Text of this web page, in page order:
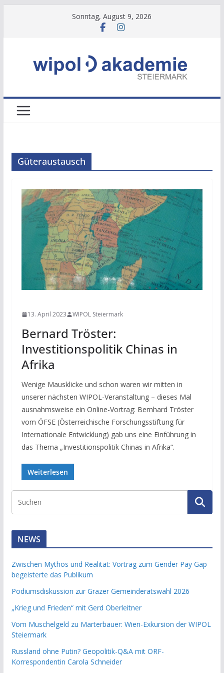
Sonntag, August 9, 2026
Güteraustausch
13. April 2023 WIPOL Steiermark
Bernard Tröster:
Investitionspolitik Chinas in
Afrika
Wenige Mausklicke und schon waren wir mitten in
unserer nächsten WIPOL-Veranstaltung – dieses Mal
ausnahmsweise ein Online-Vortrag: Bernhard Tröster
vom ÖFSE (Österreichische Forschungsstiftung für
Internationale Entwicklung) gab uns eine Einführung in
das Thema „Investitionspolitik Chinas in Afrika“.
Weiterlesen
NEWS
Zwischen Mythos und Realität: Vortrag zum Gender Pay Gap
begeisterte das Publikum
Podiumsdiskussion zur Grazer Gemeinderatswahl 2026
„Krieg und Frieden“ mit Gerd Oberleitner
Vom Muschelgeld zu Marterbauer: Wien-Exkursion der WIPOL
Steiermark
Russland ohne Putin? Geopolitik-Q&A mit ORF-
Korrespondentin Carola Schneider